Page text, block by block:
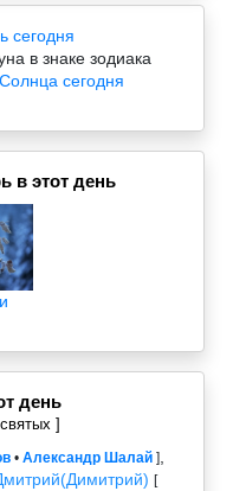
сегодня
в знаке зодиака
сегодня
в этот день
день
]
• Александр Шалай ],
[